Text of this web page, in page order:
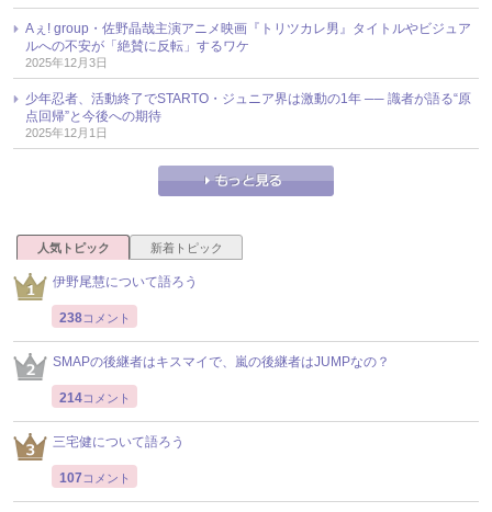
Aぇ! group・佐野晶哉主演アニメ映画『トリツカレ男』タイトルやビジュア
ルへの不安が「絶賛に反転」するワケ
2025年12月3日
少年忍者、活動終了でSTARTO・ジュニア界は激動の1年 ── 識者が語る“原
点回帰”と今後への期待
2025年12月1日
人気トピック 新着トピック
伊野尾慧について語ろう
238コメント
SMAPの後継者はキスマイで、嵐の後継者はJUMPなの？
214コメント
三宅健について語ろう
107 コメント